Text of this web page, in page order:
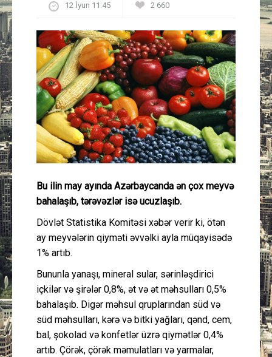
Güney Azərbaycan
Mədəniyyət
Müsahibə
İdman
Layihə
Gündəm
Cəmiyyət
12 İyun 11:45 2 660
Bu ilin may ayında Azərbaycanda ən çox meyvə
bahalaşıb, tərəvəzlər isə ucuzlaşıb.
Dövlət Statistika Komitəsi xəbər verir ki, ötən
ay meyvələrin qiyməti əvvəlki ayla müqayisədə
1% artıb.
Bununla yanaşı, mineral sular, sərinləşdirici
içkilər və şirələr 0,8%, ət və ət məhsulları 0,5%
bahalaşıb. Digər məhsul qruplarından süd və
süd məhsulları, kərə və bitki yağları, qənd, cem,
bal, şokolad və konfetlər üzrə qiymətlər 0,4%
artıb. Çörək, çörək məmulatları və yarmalar,